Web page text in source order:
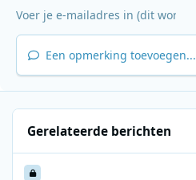
Een opmerking toevoegen...
Gerelateerde berichten
Studio Brussel 1995 1996